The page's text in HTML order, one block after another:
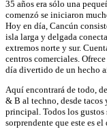
35 años era sólo una
comenzó se iniciaron
Hoy en día, Cancún
isla larga y delgada
extremos norte y sur.
centros comerciales.
día divertido de un hecho
Aquí encontrará de todo,
& B al techno, desde tacos
principal. Todos los gustos
sorprendente que este es